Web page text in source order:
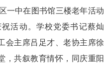
一中在图书馆三楼老年活动
活动。学校党委书记蔡灿
工会主席吕足才、老协主席徐
，共叙教育情怀，同庆重阳